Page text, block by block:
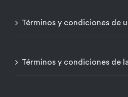
Términos y condiciones de
Términos y condiciones de